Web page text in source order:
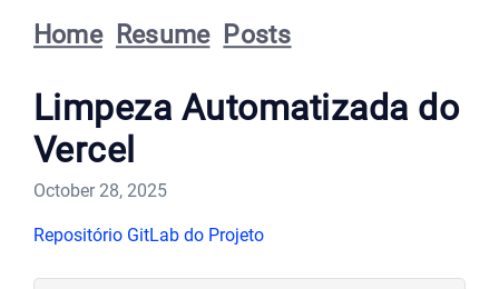
Home Resume Posts
Limpeza Automatizada do
Vercel
October 28, 2025
Repositório GitLab do Projeto